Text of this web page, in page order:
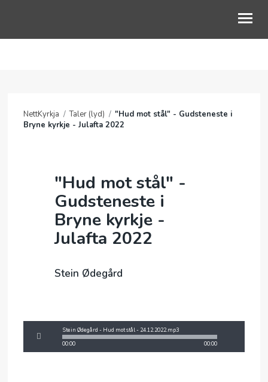
BLI MED
KALENDER
NETTKYRKJA
NettKyrkja / Taler (lyd) / "Hud mot stål" - Gudsteneste i
Bryne kyrkje - Julafta 2022
"Hud mot stål" -
Gudsteneste i
Bryne kyrkje -
Julafta 2022
Stein Ødegård
00:00 00:00
Stein Ødegård - Hud mot stål - 24.12.2022.mp3